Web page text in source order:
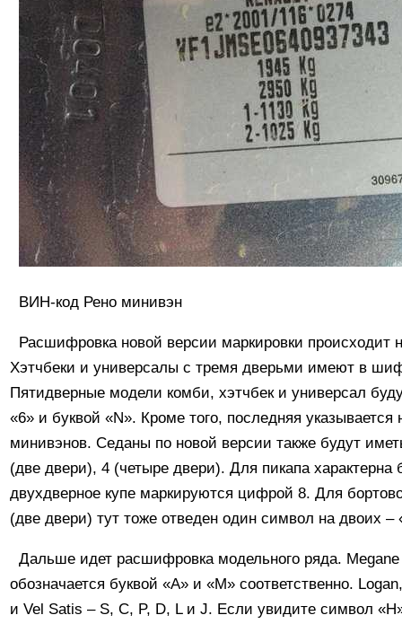
ВИН-код Рено минивэн
Расшифровка новой версии маркировки происходит
Хэтчбеки и универсалы с тремя дверьми имеют в
Пятидверные модели комби, хэтчбек и универсал
«6» и буквой «N». Кроме того, последняя
минивэнов. Седаны по новой версии также будут
(две двери), 4 (четыре двери). Для пикапа характерна
двухдверное купе маркируются цифрой 8. Для
(две двери) тут тоже отведен один символ на двоих –
Дальше идет расшифровка модельного ряда. Megane
обозначается буквой «А» и «М» соответственно.
и Vel Satis – S, C, P, D, L и J. Если увидите символ